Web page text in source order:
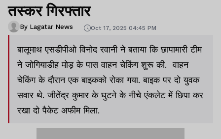
तस्कर गिरफ्तार
By Lagatar News Oct 17, 2025 04:45 PM
बालूमाथ एसडीपीओ विनोद रवानी ने बताया कि छापामारी टीम
ने जोगियाडीह मोड़ के पास वाहन चेकिंग शुरू की. वाहन
चेकिंग के दौरान एक बाइकको रोका गया. बाइक पर दो युवक
सवार थे. जीतेंद्र कुमार के घुटने के नीचे एंकलेट में छिपा कर
रखा दो पैकेट अफीम मिला.